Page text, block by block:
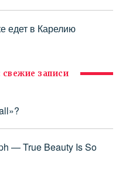
едет в Карелию
записи
— True Beauty Is So